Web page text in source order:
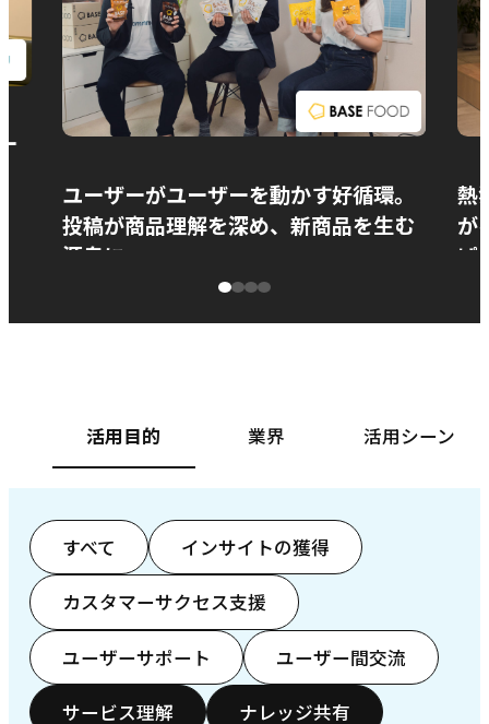
お問い合わせ
ユーザーがユーザーを動かす好循環。
投稿が商品理解を深め、新商品を生む
源泉に
熱
が
ぱ
活用目的 業界 活用シーン
すべて インサイトの獲得
カスタマーサクセス支援
ユーザーサポート ユーザー間交流
サービス理解 ナレッジ共有